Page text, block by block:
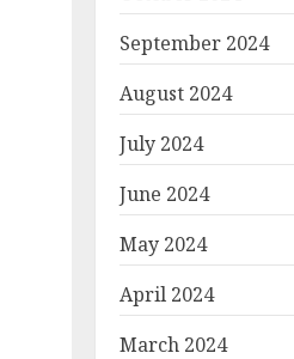
September 2024
August 2024
July 2024
June 2024
May 2024
April 2024
March 2024